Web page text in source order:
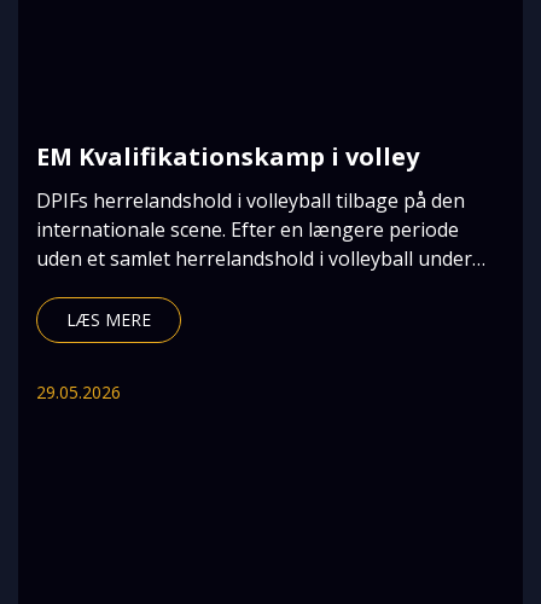
EM Kvalifikationskamp i volley
DPIFs herrelandshold i volleyball tilbage på den
internationale scene. Efter en længere periode
uden et samlet herrelandshold i volleyball under
LÆS MERE
29.05.2026